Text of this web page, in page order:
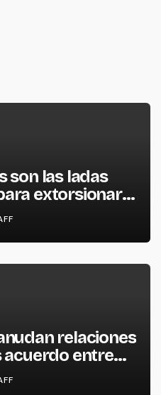
son las ladas
extorsionar
relaciones
entre